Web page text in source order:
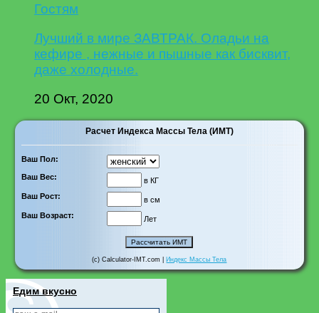
Гостям
Лучший в мире ЗАВТРАК. Оладьи на
кефире , нежные и пышные как бисквит,
даже холодные.
20 Окт, 2020
Расчет Индекса Массы Тела (ИМТ)
Ваш Пол:
Ваш Вес:
в КГ
Ваш Рост:
в см
Ваш Возраст:
Лет
(c) Calculator-IMT.com | Индекс Массы Тела
Едим вкусно